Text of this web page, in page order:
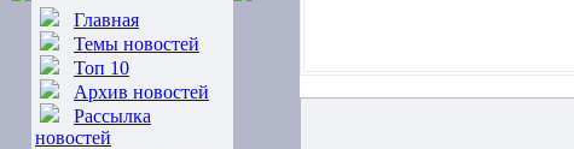
Главная
Темы новостей
Топ 10
Архив новостей
Рассылка
новостей